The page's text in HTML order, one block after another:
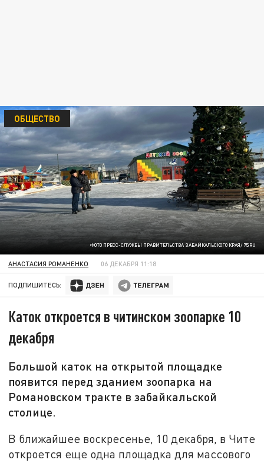
ФОТО ПРЕСС-СЛУЖБЫ ПРАВИТЕЛЬСТВА ЗАБАЙКАЛЬСКОГО КРАЯ/ 75.RU
ОБЩЕСТВО
АНАСТАСИЯ РОМАНЕНКО 06 ДЕКАБРЯ 11:18
ПОДПИШИТЕСЬ:
Каток откроется в читинском зоопарке 10
декабря
Большой каток на открытой площадке
появится перед зданием зоопарка на
Романовском тракте в забайкальской
столице.
В ближайшее воскресенье, 10 декабря, в Чите
откроется еще одна площадка для массового